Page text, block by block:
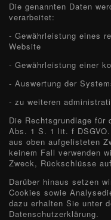
Die genannten Daten
verarbeitet:
- Gewährleistung eines
Website
- Gewährleistung einer
- Auswertung der
- zu weiteren
Die Rechtsgrundlage
Abs. 1 S. 1 lit. f
aus oben aufgelisteten
keinem Fall verwenden
Zweck, Rückschlüsse
Darüber hinaus setzen
Cookies sowie
dazu erhalten Sie unter
Datenschutzerklärung.